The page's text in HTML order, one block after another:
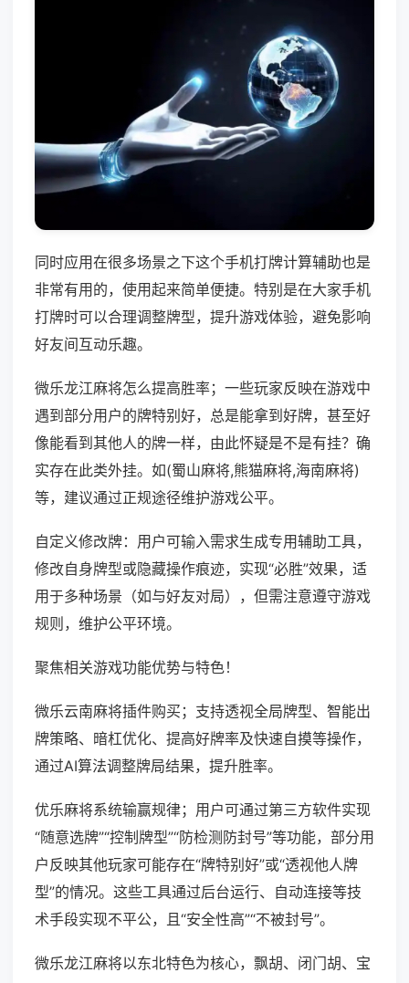
同时应用在很多场景之下这个手机打牌计算辅助也是
非常有用的，使用起来简单便捷。特别是在大家手机
打牌时可以合理调整牌型，提升游戏体验，避免影响
好友间互动乐趣。
微乐龙江麻将怎么提高胜率；一些玩家反映在游戏中
遇到部分用户的牌特别好，总是能拿到好牌，甚至好
像能看到其他人的牌一样，由此怀疑是不是有挂？确
实存在此类外挂。如(蜀山麻将,熊猫麻将,海南麻将)
等，建议通过正规途径维护游戏公平。
自定义修改牌：用户可输入需求生成专用辅助工具，
修改自身牌型或隐藏操作痕迹，实现“必胜”效果，适
用于多种场景（如与好友对局），但需注意遵守游戏
规则，维护公平环境。
聚焦相关游戏功能优势与特色！
微乐云南麻将插件购买；支持透视全局牌型、智能出
牌策略、暗杠优化、提高好牌率及快速自摸等操作，
通过AI算法调整牌局结果，提升胜率。
优乐麻将系统输赢规律；用户可通过第三方软件实现
“随意选牌”“控制牌型”“防检测防封号”等功能，部分用
户反映其他玩家可能存在“牌特别好”或“透视他人牌
型”的情况。这些工具通过后台运行、自动连接等技
术手段实现不平公，且“安全性高”“不被封号”。
微乐龙江麻将以东北特色为核心，飘胡、闭门胡、宝